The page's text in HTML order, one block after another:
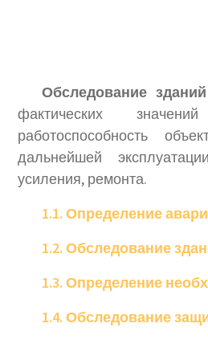
Обследование зданий
фактических
работоспособность
дальнейшей
усиления, ремонта.
1.1. Определение
1.2. Обследование
1.3. Определение
1.4. Обследование